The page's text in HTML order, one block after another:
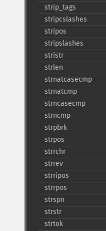
strip_​tags
stripcslashes
stripos
stripslashes
stristr
strlen
strnatcasecmp
strnatcmp
strncasecmp
strncmp
strpbrk
strpos
strrchr
strrev
strripos
strrpos
strspn
strstr
strtok